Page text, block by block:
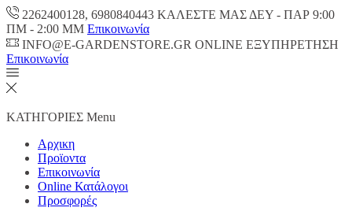
2262400128, 6980840443 ΚΑΛΕΣΤΕ ΜΑΣ ΔΕΥ - ΠΑΡ 9:00
ΠM - 2:00 ΜΜ Επικοινωνία
INFO@E-GARDENSTORE.GR ONLINE ΕΞΥΠΗΡΕΤΗΣH
Επικοινωνία
ΚΑΤΗΓΟΡΙΕΣ Menu
Αρχικη
Προϊοντα
Επικοινωνία
Online Κατάλογοι
Προσφορές